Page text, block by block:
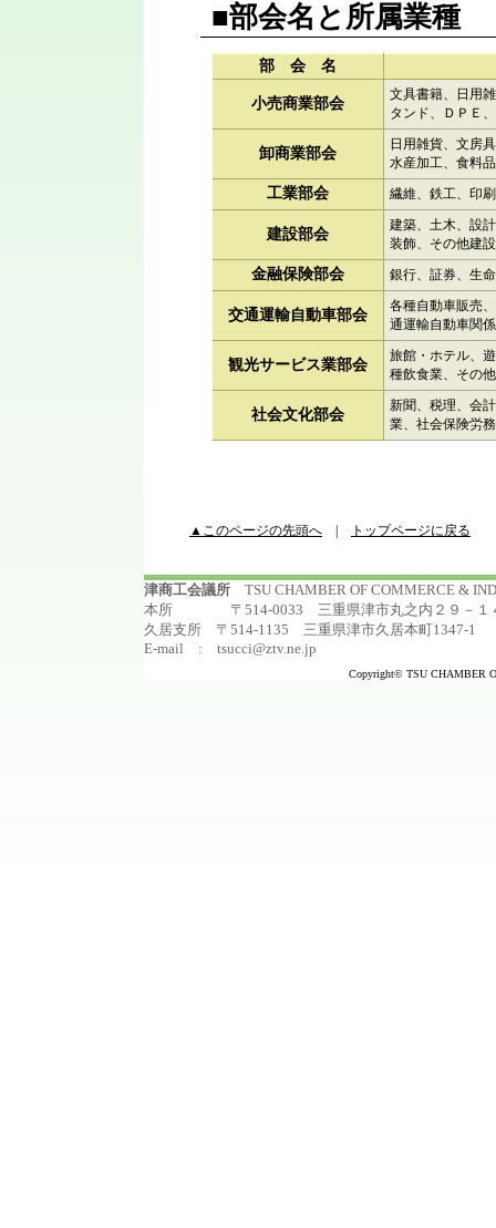
■部会名と所属業種
部 会 名
小売商業部会
文具書籍、日用
タンド、ＤＰＥ
卸商業部会
日用雑貨、文房
水産加工、食料
工業部会 繊維、鉄工、印
建設部会
建築、土木、設
装飾、その他建
金融保険部会 銀行、証券、生
交通運輸自動車部会
各種自動車販売
通運輸自動車関
観光サービス業部会
旅館・ホテル、
種飲食業、その
社会文化部会
新聞、税理、会
業、社会保険労
▲このページの先頭へ トップページに戻る
津商工会議所 TSU CHAMBER OF COMMERCE &
本所 〒514-0033 三重県津市丸之内２９－
久居支所 〒514-1135 三重県津市久居本町1347-
E-mail : tsucci@ztv.ne.jp
Copyright© TSU CHAMBER